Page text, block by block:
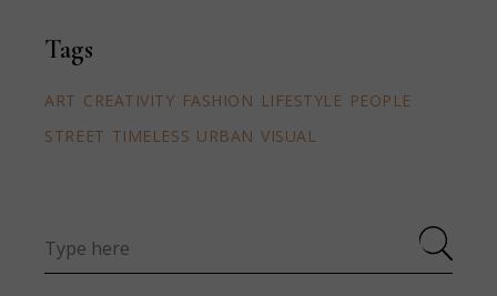
Tags
ART CREATIVITY FASHION LIFESTYLE PEOPLE
STREET TIMELESS URBAN VISUAL